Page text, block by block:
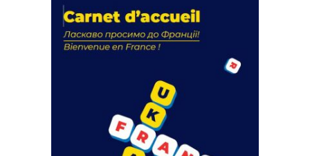
actions
18 septembre 2023
105514 Total 0 Votes 0 0 Aidez-nous à